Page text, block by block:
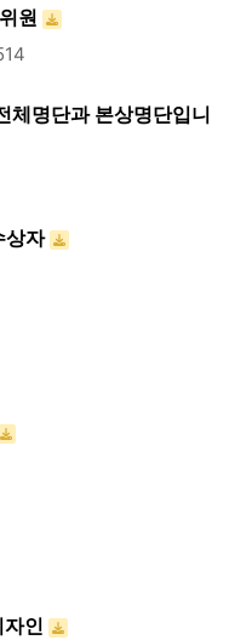
원
체명단과 본상명단입니
상자
인